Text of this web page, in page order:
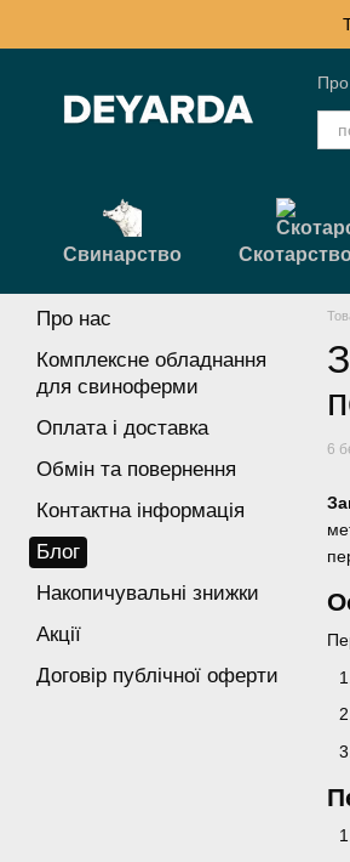
Свинарство
6
Про нас
Комплексне обладнання
для свиноферми
Оплата і доставка
Обмін та повернення
Контактна інформація
Блог
Накопичувальні знижки
Акції
Договір публічної оферти